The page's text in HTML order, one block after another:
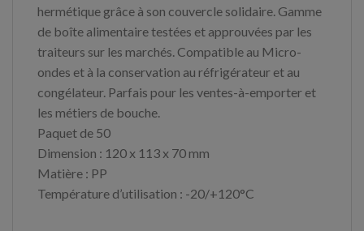
hermétique grâce à son couvercle solidaire. Gamme
de boîte alimentaire testées et approuvées par les
traiteurs sur les marchés. Compatible au Micro-
ondes et à la conservation au réfrigérateur et au
congélateur. Parfais pour les ventes-à-emporter et
les métiers de bouche.
Paquet de 50
Dimension : 120 x 113 x 70 mm
Matière : PP
Température d’utilisation : -20/+120°C